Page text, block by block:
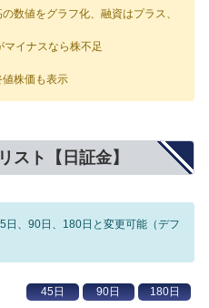
数値をグラフ化、融資はプラス、
イナスなら株不足
値株価も表示
スト【日証金】
日、90日、180日と変更可能（デフ